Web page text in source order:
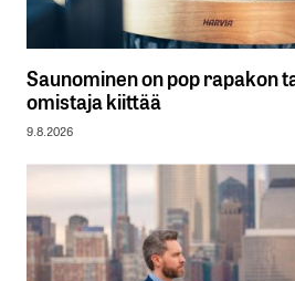
Saunominen on pop rapakon
omistaja kiittää
9.8.2026